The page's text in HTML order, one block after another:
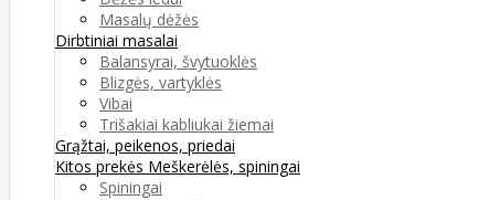
Masalų dėžės
Dirbtiniai masalai
Balansyrai, švytuoklės
Blizgės, vartyklės
Vibai
Trišakiai kabliukai žiemai
Grąžtai, peikenos, priedai
Kitos prekės Meškerėlės, spiningai
Spiningai